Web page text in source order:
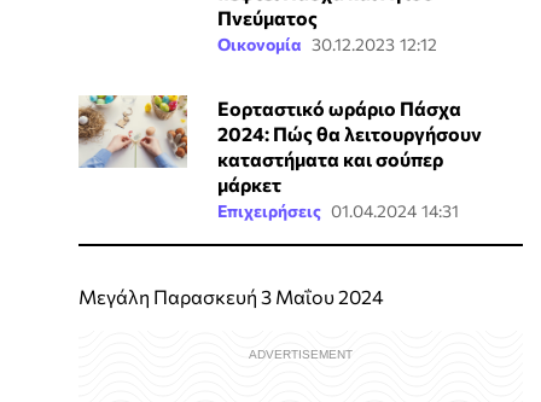
Πνεύματος
Οικονομία 30.12.2023 12:12
Εορταστικό ωράριο Πάσχα
2024: Πώς θα λειτουργήσουν
καταστήματα και σούπερ
μάρκετ
Επιχειρήσεις 01.04.2024 14:31
Μεγάλη Παρασκευή 3 Μαΐου 2024